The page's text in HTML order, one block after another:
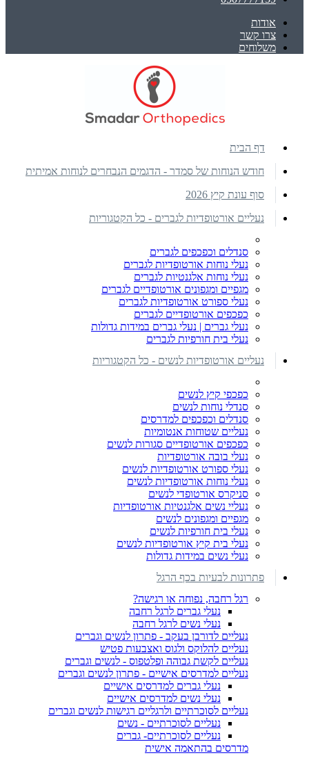
אודות
צרו קשר
משלוחים
דף הבית
חודש הנוחות של סמדר - הדגמים הנבחרים לנוחות אמיתית
סוף עונת קיץ 2026
נעליים אורטופדיות לגברים - כל הקטגוריות
סנדלים וכפכפים לגברים
נעלי נוחות אורטופדיות לגברים
נעלי נוחות אלגנטיות לגברים
מגפיים ומגפונים אורטופדיים לגברים
נעלי ספורט אורטופדיות לגברים
כפכפים אורטופדיים לגברים
נעלי גברים | נעלי גברים במידות גדולות
נעלי בית חורפיות לגברים
נעליים אורטופדיות לנשים - כל הקטגוריות
כפכפי קיץ לנשים
סנדלי נוחות לנשים
סנדלים וכפכפים למדרסים
נעליים שטוחות אנטומיות
כפכפים אורטופדיים סגורות לנשים
נעלי בובה אורטופדיות
נעלי ספורט אורטופדיות לנשים
נעלי נוחות אורטופדיות לנשים
סניקרס אורטופדי לנשים
נעליי נשים אלגנטיות אורטופדיות
מגפיים ומגפונים לנשים
נעלי בית חורפיות לנשים
נעלי בית קיץ אורטופדיות לנשים
נעלי נשים במידות גדולות
פתרונות לבעיות בכף הרגל
רגל רחבה, נפוחה או רגישה?
נעלי גברים לרגל רחבה
נעלי נשים לרגל רחבה
נעליים לדורבן בעקב - פתרון לנשים וגברים
נעליים להלוקס ולגוס ואצבעות פטיש
נעליים לקשת גבוהה ופלטפוס - לנשים וגברים
נעליים למדרסים אישיים - פתרון לנשים וגברים
נעלי גברים למדרסים אישיים
נעלי נשים למדרסים אישיים
נעליים לסוכרתיים ולרגליים רגישות לנשים וגברים
נעליים לסוכרתיים - נשים
נעליים לסוכרתיים- גברים
מדרסים בהתאמה אישית